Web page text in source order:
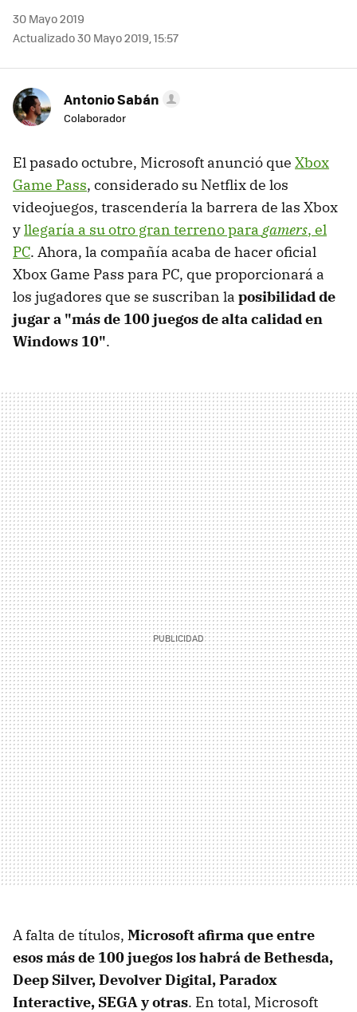
30 Mayo 2019
Actualizado 30 Mayo 2019, 15:57
Antonio Sabán
Colaborador
El pasado octubre, Microsoft anunció que Xbox
Game Pass, considerado su Netflix de los
videojuegos, trascendería la barrera de las Xbox
yllegaría a su otro gran terreno para gamers, el
PC. Ahora, la compañía acaba de hacer oficial
Xbox Game Pass para PC, que proporcionará a
los jugadores que se suscriban la posibilidad de
jugar a "más de 100 juegos de alta calidad en
Windows 10".
A falta de títulos, Microsoft afirma que entre
esos más de 100 juegos los habrá de Bethesda,
Deep Silver, Devolver Digital, Paradox
Interactive, SEGA y otras. En total, Microsoft